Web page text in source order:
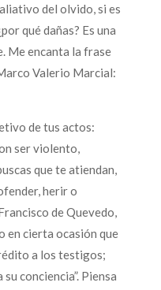
del olvido, si es
qué dañas? Es una
Me encanta la frase
Valerio Marcial:
de tus actos:
ser violento,
que te atiendan,
herir o
de Quevedo,
en cierta ocasión que
a los testigos;
conciencia”. Piensa